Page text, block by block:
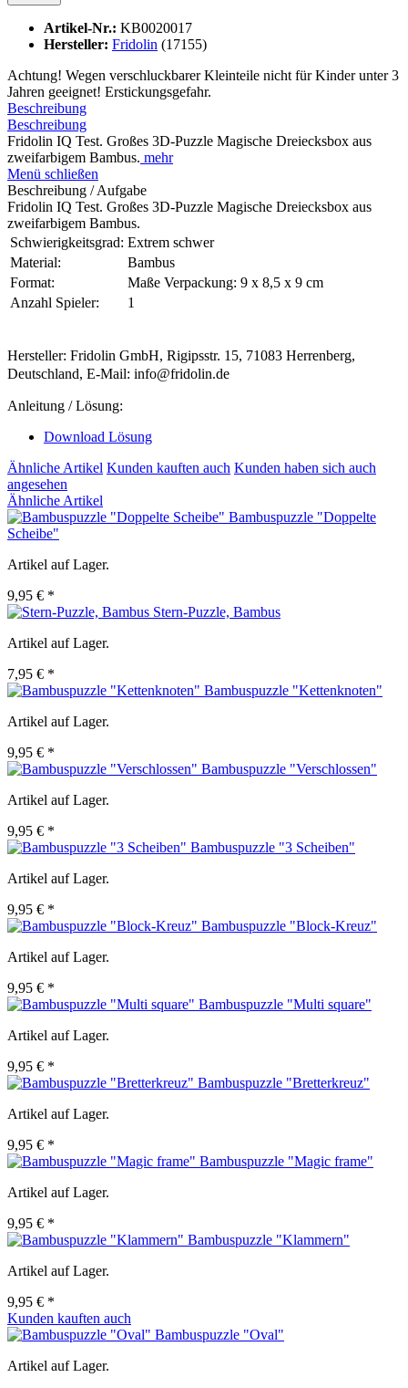
Artikel-Nr.: KB0020017
Hersteller: Fridolin (17155)
Achtung! Wegen verschluckbarer Kleinteile nicht für Kinder unter 3
Jahren geeignet! Erstickungsgefahr.
Beschreibung
Beschreibung
Fridolin IQ Test. Großes 3D-Puzzle Magische Dreiecksbox aus
zweifarbigem Bambus. mehr
Menü schließen
Beschreibung / Aufgabe
Fridolin IQ Test. Großes 3D-Puzzle Magische Dreiecksbox aus
zweifarbigem Bambus.
Schwierigkeitsgrad: Extrem schwer
Material:
Bambus
Format:
Maße Verpackung: 9 x 8,5 x 9 cm
Anzahl Spieler:
1
Hersteller: Fridolin GmbH, Rigipsstr. 15, 71083 Herrenberg,
Deutschland, E-Mail: info@fridolin.de
Anleitung / Lösung:
Download Lösung
Ähnliche Artikel Kunden kauften auch Kunden haben sich auch
angesehen
Ähnliche Artikel
Bambuspuzzle "Doppelte
Scheibe"
Artikel auf Lager.
9,95 € *
Stern-Puzzle, Bambus
Artikel auf Lager.
7,95 € *
Bambuspuzzle "Kettenknoten"
Artikel auf Lager.
9,95 € *
Bambuspuzzle "Verschlossen"
Artikel auf Lager.
9,95 € *
Bambuspuzzle "3 Scheiben"
Artikel auf Lager.
9,95 € *
Bambuspuzzle "Block-Kreuz"
Artikel auf Lager.
9,95 € *
Bambuspuzzle "Multi square"
Artikel auf Lager.
9,95 € *
Bambuspuzzle "Bretterkreuz"
Artikel auf Lager.
9,95 € *
Bambuspuzzle "Magic frame"
Artikel auf Lager.
9,95 € *
Bambuspuzzle "Klammern"
Artikel auf Lager.
9,95 € *
Kunden kauften auch
Bambuspuzzle "Oval"
Artikel auf Lager.